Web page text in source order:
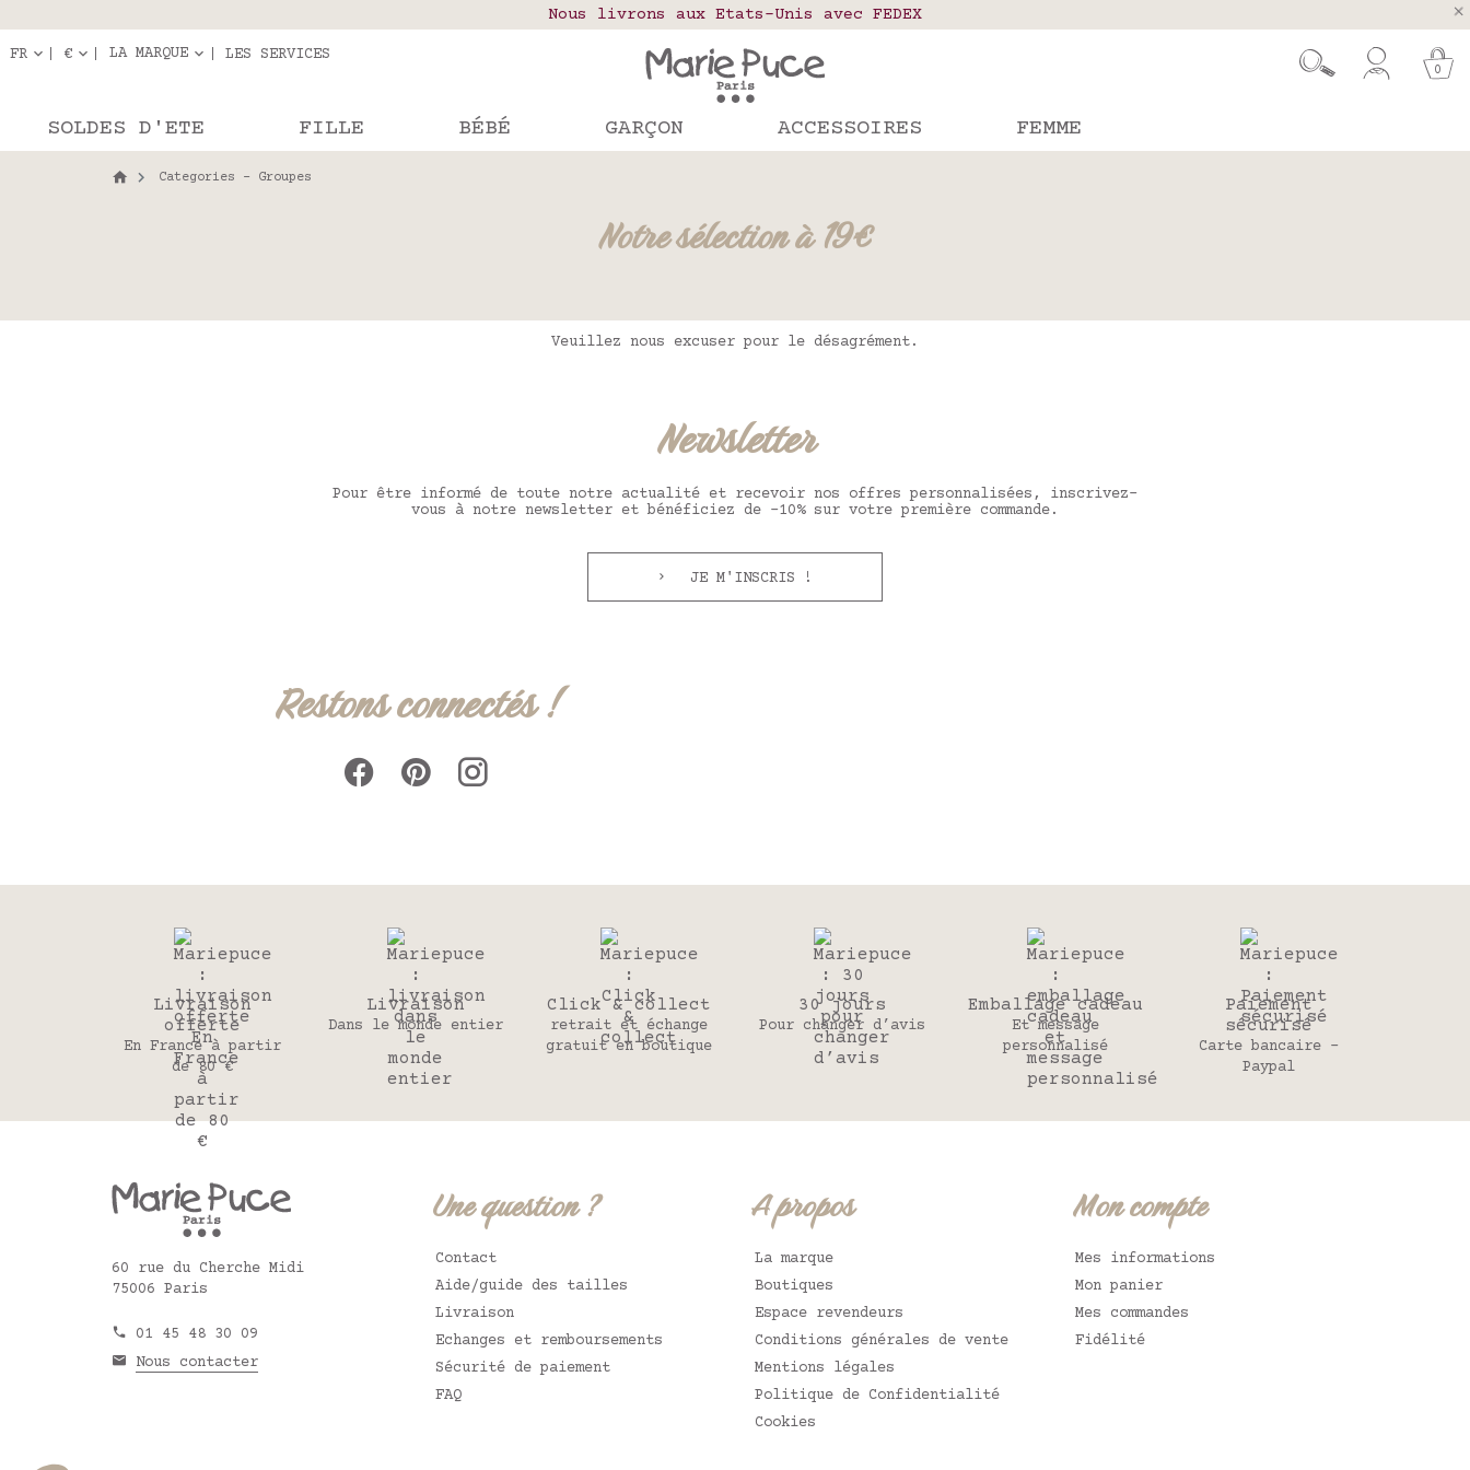
Notre site part en vacances !
Les commandes passées après le 4 août seront expédiées le 26 août
Nous livrons aux Etats-Unis avec FEDEX
Livraison en relais colis en France, Belgique, Luxembourg, Portugal et Espagne
FR € LA MARQUE LES SERVICES
0
SOLDES D'ETE FILLE BÉBÉ GARÇON ACCESSOIRES FEMME
Categories - Groupes
Notre sélection à 19€
Veuillez nous excuser pour le désagrément.
Newsletter
Pour être informé de toute notre actualité et recevoir nos offres personnalisées, inscrivez-
vous à notre newsletter et bénéficiez de -10% sur votre première commande.
JE M'INSCRIS !
Restons connectés !
Livraison
offerte
En France à partir
de 80 €
Livraison
Dans le monde entier
Click & collect
retrait et échange
gratuit en boutique
30 jours
Pour changer d’avis
Emballage cadeau
Et message
personnalisé
Paiement
sécurisé
Carte bancaire -
Paypal
60 rue du Cherche Midi
75006 Paris
01 45 48 30 09
Nous contacter
Une question ?
Contact
Aide/guide des tailles
Livraison
Echanges et remboursements
Sécurité de paiement
FAQ
A propos
La marque
Boutiques
Espace revendeurs
Conditions générales de vente
Mentions légales
Politique de Confidentialité
Cookies
Mon compte
Mes informations
Mon panier
Mes commandes
Fidélité